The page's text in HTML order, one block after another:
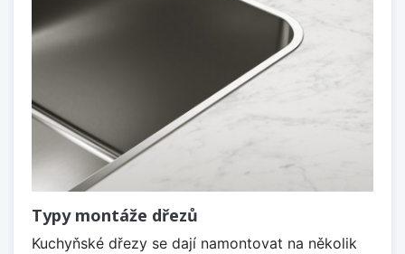
Typy montáže dřezů
Kuchyňské dřezy se dají namontovat na několik